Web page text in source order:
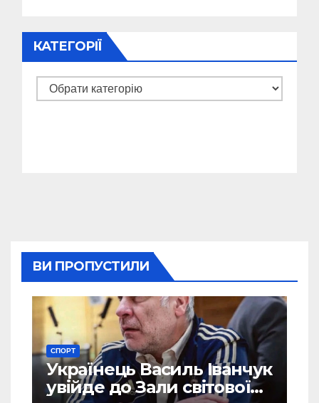
КАТЕГОРІЇ
Категорії
ВИ ПРОПУСТИЛИ
СПОРТ
Українець Василь Іванчук
увійде до Зали світової